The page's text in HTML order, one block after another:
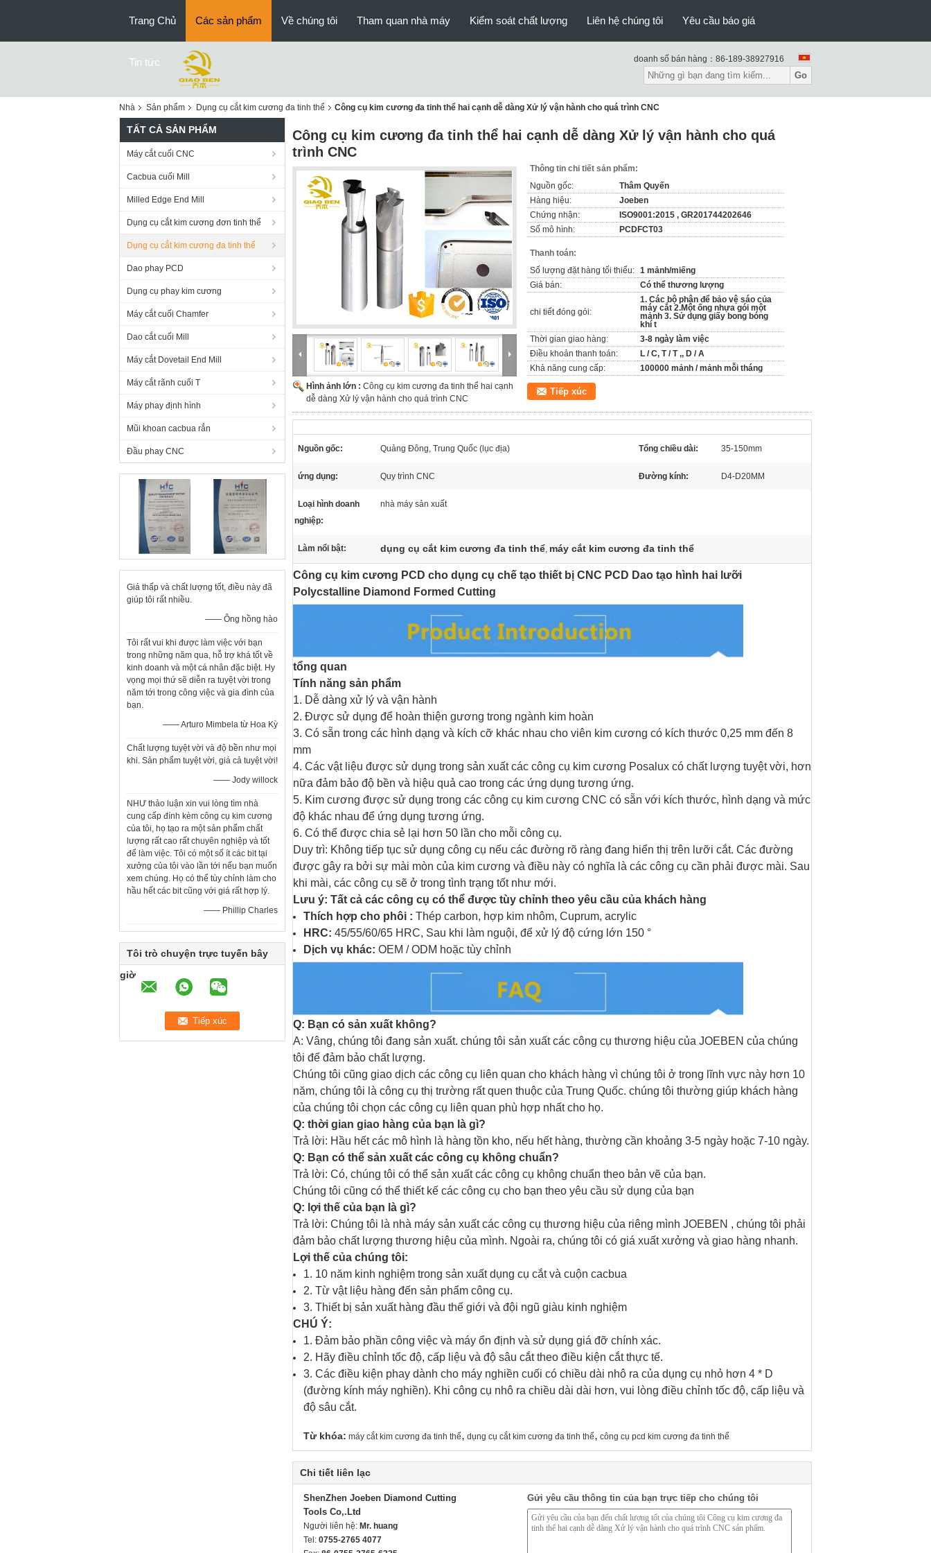
Trang Chủ Các sản phẩm Về chúng tôi Tham quan nhà máy Kiểm soát chất lượng Liên hệ chúng tôi Yêu cầu báo giá
Tin tức doanh số bán hàng： 86-189-38927916
Go
Nhà Sản phẩm Dụng cụ cắt kim cương đa tinh thể Công cụ kim cương đa tinh thể hai cạnh dễ dàng Xử lý vận hành cho quá trình CNC
TẤT CẢ SẢN PHẨM
Máy cắt cuối CNC
Cacbua cuối Mill
Milled Edge End Mill
Dụng cụ cắt kim cương đơn tinh thể
Dụng cụ cắt kim cương đa tinh thể
Dao phay PCD
Dụng cụ phay kim cương
Máy cắt cuối Chamfer
Dao cắt cuối Mill
Máy cắt Dovetail End Mill
Máy cắt rãnh cuối T
Máy phay định hình
Mũi khoan cacbua rắn
Đầu phay CNC
Giá thấp và chất lượng tốt, điều này đã
giúp tôi rất nhiều.
—— Ông hồng hào
Tôi rất vui khi được làm việc với bạn
trong những năm qua, hỗ trợ khá tốt về
kinh doanh và một cá nhân đặc biệt. Hy
vọng mọi thứ sẽ diễn ra tuyệt vời trong
năm tới trong công việc và gia đình của
bạn.
—— Arturo Mimbela từ Hoa Kỳ
Chất lượng tuyệt vời và độ bền như mọi
khi. Sản phẩm tuyệt vời, giá cả tuyệt vời!
—— Jody willock
NHƯ thảo luận xin vui lòng tìm nhà
cung cấp đính kèm công cụ kim cương
của tôi, họ tạo ra một sản phẩm chất
lượng rất cao rất chuyên nghiệp và tốt
để làm việc. Tôi có một số ít các bit tại
xưởng của tôi vào lần tới nếu bạn muốn
xem chúng. Họ có thể tùy chỉnh làm cho
hầu hết các bit cũng với giá rất hợp lý.
—— Phillip Charles
Tôi trò chuyện trực tuyến bây
giờ
Công cụ kim cương đa tinh thể hai cạnh dễ dàng Xử lý vận hành cho quá
trình CNC
Hình ảnh lớn : Công cụ kim cương đa tinh thể hai cạnh
dễ dàng Xử lý vận hành cho quá trình CNC
Thông tin chi tiết sản phẩm:
Nguồn gốc:
Thâm Quyến
Hàng hiệu:
Joeben
Chứng nhận:
ISO9001:2015 , GR201744202646
Số mô hình:
PCDFCT03
Thanh toán:
Số lượng đặt hàng tối thiểu: 1 mảnh/miếng
Giá bán:
Có thể thương lượng
chi tiết đóng gói:
1. Các bộ phận để bảo vệ sáo của
máy cắt 2.Một ống nhựa gói một
mảnh 3. Sử dụng giấy bong bóng
khí t
Thời gian giao hàng:
3-8 ngày làm việc
Điều khoản thanh toán:
L / C, T / T ,, D / A
Khả năng cung cấp:
100000 mảnh / mảnh mỗi tháng
Tiếp xúc
Nguồn gốc: Quảng Đông, Trung Quốc (lục địa) Tổng chiều dài: 35-150mm
ứng dụng: Quy trình CNC Đường kính: D4-D20MM
Loại hình doanh
nghiệp:
nhà máy sản xuất
Làm nổi bật: dụng cụ cắt kim cương đa tinh thể, máy cắt kim cương đa tinh thể
Công cụ kim cương PCD cho dụng cụ chế tạo thiết bị CNC PCD Dao tạo hình hai lưỡi
Polycstalline Diamond Formed Cutting
tổng quan
Tính năng sản phẩm
1. Dễ dàng xử lý và vận hành
2. Được sử dụng để hoàn thiện gương trong ngành kim hoàn
3. Có sẵn trong các hình dạng và kích cỡ khác nhau cho viên kim cương có kích thước 0,25 mm đến 8
mm
4. Các vật liệu được sử dụng trong sản xuất các công cụ kim cương Posalux có chất lượng tuyệt vời, hơn
nữa đảm bảo độ bền và hiệu quả cao trong các ứng dụng tương ứng.
5. Kim cương được sử dụng trong các công cụ kim cương CNC có sẵn với kích thước, hình dạng và mức
độ khác nhau để ứng dụng tương ứng.
6. Có thể được chia sẻ lại hơn 50 lần cho mỗi công cụ.
Duy trì: Không tiếp tục sử dụng công cụ nếu các đường rõ ràng đang hiển thị trên lưỡi cắt. Các đường
được gây ra bởi sự mài mòn của kim cương và điều này có nghĩa là các công cụ cần phải được mài. Sau
khi mài, các công cụ sẽ ở trong tình trạng tốt như mới.
Lưu ý: Tất cả các công cụ có thể được tùy chỉnh theo yêu cầu của khách hàng
Thích hợp cho phôi : Thép carbon, hợp kim nhôm, Cuprum, acrylic
HRC: 45/55/60/65 HRC, Sau khi làm nguội, để xử lý độ cứng lớn 150 °
Dịch vụ khác: OEM / ODM hoặc tùy chỉnh
Q: Bạn có sản xuất không?
A: Vâng, chúng tôi đang sản xuất. chúng tôi sản xuất các công cụ thương hiệu của JOEBEN của chúng
tôi để đảm bảo chất lượng.
Chúng tôi cũng giao dịch các công cụ liên quan cho khách hàng vì chúng tôi ở trong lĩnh vực này hơn 10
năm, chúng tôi là công cụ thị trường rất quen thuộc của Trung Quốc. chúng tôi thường giúp khách hàng
của chúng tôi chọn các công cụ liên quan phù hợp nhất cho họ.
Q: thời gian giao hàng của bạn là gì?
Trả lời: Hầu hết các mô hình là hàng tồn kho, nếu hết hàng, thường cần khoảng 3-5 ngày hoặc 7-10 ngày.
Q: Bạn có thể sản xuất các công cụ không chuẩn?
Trả lời: Có, chúng tôi có thể sản xuất các công cụ không chuẩn theo bản vẽ của bạn.
Chúng tôi cũng có thể thiết kế các công cụ cho bạn theo yêu cầu sử dụng của bạn
Q: lợi thế của bạn là gì?
Trả lời: Chúng tôi là nhà máy sản xuất các công cụ thương hiệu của riêng mình JOEBEN , chúng tôi phải
đảm bảo chất lượng thương hiệu của mình. Ngoài ra, chúng tôi có giá xuất xưởng và giao hàng nhanh.
Lợi thế của chúng tôi:
1. 10 năm kinh nghiệm trong sản xuất dụng cụ cắt và cuộn cacbua
2. Từ vật liệu hàng đến sản phẩm công cụ.
3. Thiết bị sản xuất hàng đầu thế giới và đội ngũ giàu kinh nghiệm
CHÚ Ý:
1. Đảm bảo phần công việc và máy ổn định và sử dụng giá đỡ chính xác.
2. Hãy điều chỉnh tốc độ, cấp liệu và độ sâu cắt theo điều kiện cắt thực tế.
3. Các điều kiện phay dành cho máy nghiền cuối có chiều dài nhô ra của dụng cụ nhỏ hơn 4 * D
(đường kính máy nghiền). Khi công cụ nhô ra chiều dài dài hơn, vui lòng điều chỉnh tốc độ, cấp liệu và
độ sâu cắt.
Từ khóa: máy cắt kim cương đa tinh thể, dụng cụ cắt kim cương đa tinh thể, công cụ pcd kim cương đa tinh thể
Chi tiết liên lạc
ShenZhen Joeben Diamond Cutting
Tools Co,.Ltd
Người liên hệ: Mr. huang
Tel: 0755-2765 4077
Gửi yêu cầu thông tin của bạn trực tiếp cho chúng tôi